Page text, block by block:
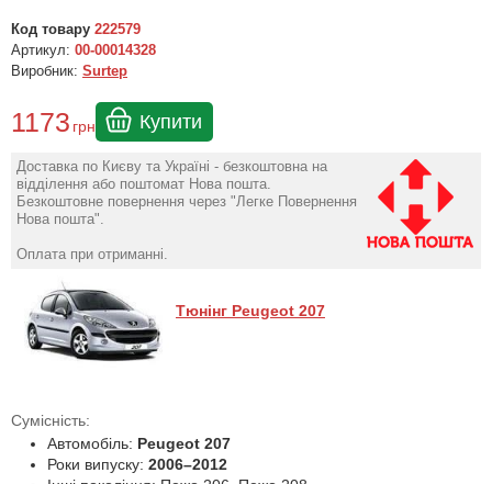
Код товару 222579
Артикул: 00-00014328
Виробник: Surtep
1173 грн Купити
Доставка по Києву та Україні - безкоштовна на
відділення або поштомат Нова пошта.
Безкоштовне повернення через "Легке Повернення
Нова пошта".
Оплата при отриманні.
Тюнінг Peugeot 207
Сумісність:
Автомобіль: Peugeot 207
Роки випуску: 2006–2012